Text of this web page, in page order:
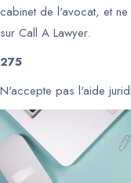
cabinet de l'avocat, et
sur Call A Lawyer.
275
N'accepte pas l'aide